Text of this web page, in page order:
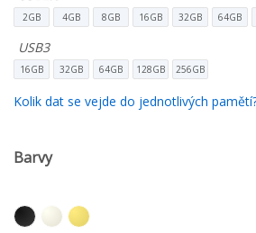
2GB 4GB 8GB 16GB 32GB 64GB
USB3
16GB 32GB 64GB 128GB 256GB
Kolik dat se vejde do jednotlivých
Barvy